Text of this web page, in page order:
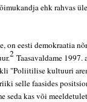
ehk rahvas
on eesti demokraatia
2 Taasavaldame
"Poliitilise kultuuri
selle faasides
kas või